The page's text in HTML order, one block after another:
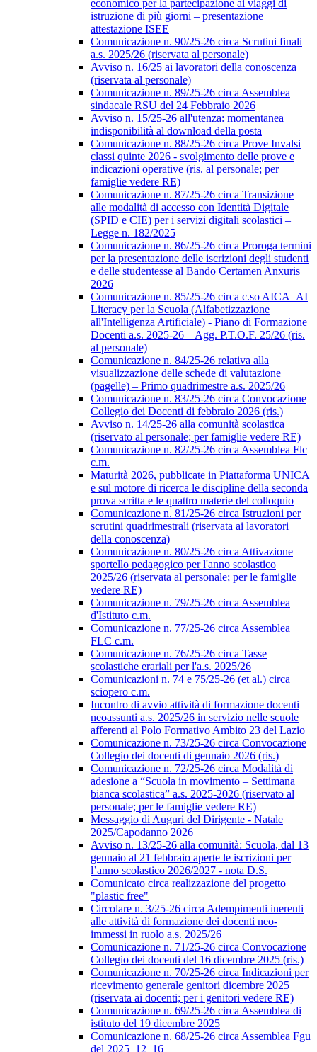
economico per la partecipazione ai viaggi di
istruzione di più giorni – presentazione
attestazione ISEE
Comunicazione n. 90/25-26 circa Scrutini finali
a.s. 2025/26 (riservata al personale)
Avviso n. 16/25 ai lavoratori della conoscenza
(riservata al personale)
Comunicazione n. 89/25-26 circa Assemblea
sindacale RSU del 24 Febbraio 2026
Avviso n. 15/25-26 all'utenza: momentanea
indisponibilità al download della posta
Comunicazione n. 88/25-26 circa Prove Invalsi
classi quinte 2026 - svolgimento delle prove e
indicazioni operative (ris. al personale; per
famiglie vedere RE)
Comunicazione n. 87/25-26 circa Transizione
alle modalità di accesso con Identità Digitale
(SPID e CIE) per i servizi digitali scolastici –
Legge n. 182/2025
Comunicazione n. 86/25-26 circa Proroga termini
per la presentazione delle iscrizioni degli studenti
e delle studentesse al Bando Certamen Anxuris
2026
Comunicazione n. 85/25-26 circa c.so AICA–AI
Literacy per la Scuola (Alfabetizzazione
all'Intelligenza Artificiale) - Piano di Formazione
Docenti a.s. 2025-26 – Agg. P.T.O.F. 25/26 (ris.
al personale)
Comunicazione n. 84/25-26 relativa alla
visualizzazione delle schede di valutazione
(pagelle) – Primo quadrimestre a.s. 2025/26
Comunicazione n. 83/25-26 circa Convocazione
Collegio dei Docenti di febbraio 2026 (ris.)
Avviso n. 14/25-26 alla comunità scolastica
(riservato al personale; per famiglie vedere RE)
Comunicazione n. 82/25-26 circa Assemblea Flc
c.m.
Maturità 2026, pubblicate in Piattaforma UNICA
e sul motore di ricerca le discipline della seconda
prova scritta e le quattro materie del colloquio
Comunicazione n. 81/25-26 circa Istruzioni per
scrutini quadrimestrali (riservata ai lavoratori
della conoscenza)
Comunicazione n. 80/25-26 circa Attivazione
sportello pedagogico per l'anno scolastico
2025/26 (riservata al personale; per le famiglie
vedere RE)
Comunicazione n. 79/25-26 circa Assemblea
d'Istituto c.m.
Comunicazione n. 77/25-26 circa Assemblea
FLC c.m.
Comunicazione n. 76/25-26 circa Tasse
scolastiche erariali per l'a.s. 2025/26
Comunicazioni n. 74 e 75/25-26 (et al.) circa
sciopero c.m.
Incontro di avvio attività di formazione docenti
neoassunti a.s. 2025/26 in servizio nelle scuole
afferenti al Polo Formativo Ambito 23 del Lazio
Comunicazione n. 73/25-26 circa Convocazione
Collegio dei docenti di gennaio 2026 (ris.)
Comunicazione n. 72/25-26 circa Modalità di
adesione a “Scuola in movimento – Settimana
bianca scolastica” a.s. 2025-2026 (riservato al
personale; per le famiglie vedere RE)
Messaggio di Auguri del Dirigente - Natale
2025/Capodanno 2026
Avviso n. 13/25-26 alla comunità: Scuola, dal 13
gennaio al 21 febbraio aperte le iscrizioni per
l’anno scolastico 2026/2027 - nota D.S.
Comunicato circa realizzazione del progetto
"plastic free"
Circolare n. 3/25-26 circa Adempimenti inerenti
alle attività di formazione dei docenti neo-
immessi in ruolo a.s. 2025/26
Comunicazione n. 71/25-26 circa Convocazione
Collegio dei docenti del 16 dicembre 2025 (ris.)
Comunicazione n. 70/25-26 circa Indicazioni per
ricevimento generale genitori dicembre 2025
(riservata ai docenti; per i genitori vedere RE)
Comunicazione n. 69/25-26 circa Assemblea di
istituto del 19 dicembre 2025
Comunicazione n. 68/25-26 circa Assemblea Fgu
del 2025_12_16